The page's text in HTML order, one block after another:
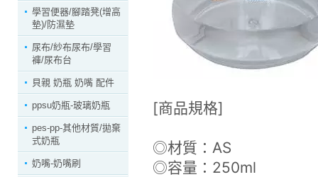
學習便器/腳踏凳(增高
墊)/防濕墊
尿布/紗布尿布/學習
褲/尿布台
貝親 奶瓶 奶嘴 配件
ppsu奶瓶-玻璃奶瓶
pes-pp-其他材質/拋棄
式奶瓶
奶嘴-奶嘴刷
[商品規格]
◎材質：AS
◎容量：250ml